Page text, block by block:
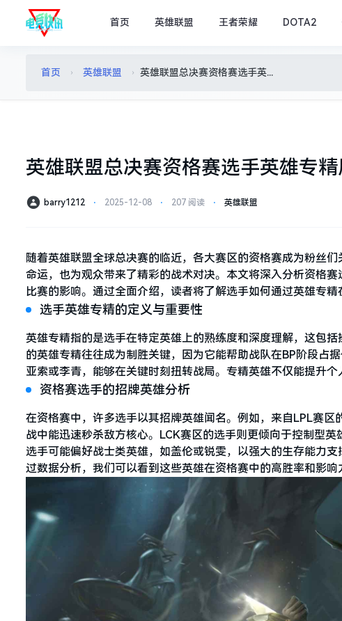
首页 英雄联盟 王者荣耀 DOTA2
首页 › 英雄联盟 › 英雄联盟总决赛资格赛选手英雄专精展示
英雄联盟总决赛资格赛选手英雄专
barry1212 ⋅ 2025-12-08 ⋅ 207 阅读 ⋅ 英雄联盟
随着英雄联盟全球总决赛的临近，各大赛区的资格赛成为粉丝
命运，也为观众带来了精彩的战术对决。本文将深入分析资格
比赛的影响。通过全面介绍，读者将了解选手如何通过英雄专
选手英雄专精的定义与重要性
英雄专精指的是选手在特定英雄上的熟练度和深度理解，这包
的英雄专精往往成为制胜关键，因为它能帮助战队在BP阶段占
亚索或李青，能够在关键时刻扭转战局。专精英雄不仅能提升
资格赛选手的招牌英雄分析
在资格赛中，许多选手以其招牌英雄闻名。例如，来自LPL赛
战中能迅速秒杀敌方核心。LCK赛区的选手则更倾向于控制型
选手可能偏好战士类英雄，如盖伦或锐雯，以强大的生存能力
过数据分析，我们可以看到这些英雄在资格赛中的高胜率和影响